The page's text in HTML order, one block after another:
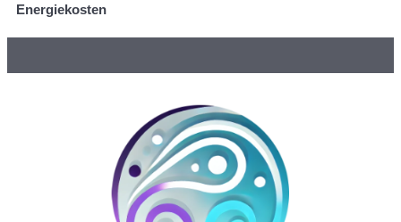
Energiekosten